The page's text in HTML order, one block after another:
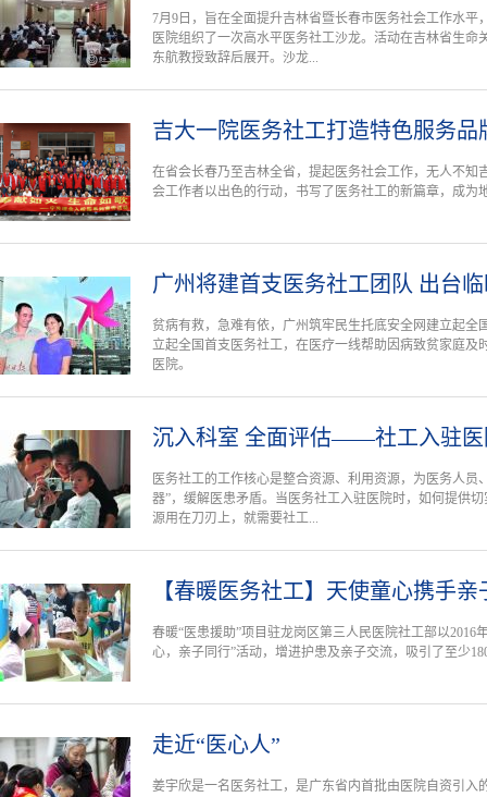
7月9日，旨在全面提升吉林省暨长春市医务社会工作水
医院组织了一次高水平医务社工沙龙。活动在吉林省生
东航教授致辞后展开。沙龙...
吉大一院医务社工打造特色服务品
在省会长春乃至吉林全省，提起医务社会工作，无人不知
会工作者以出色的行动，书写了医务社工的新篇章，成为
广州将建首支医务社工团队 出台
贫病有救，急难有依，广州筑牢民生托底安全网建立起全
立起全国首支医务社工，在医疗一线帮助因病致贫家庭及
医院。
沉入科室 全面评估——社工入驻医
医务社工的工作核心是整合资源、利用资源，为医务人员
器”，缓解医患矛盾。当医务社工入驻医院时，如何提供
源用在刀刃上，就需要社工...
【春暖医务社工】天使童心携手亲
春暖“医患援助”项目驻龙岗区第三人民医院社工部以2016
心，亲子同行”活动，增进护患及亲子交流，吸引了至少
走近“医心人”
姜宇欣是一名医务社工，是广东省内首批由医院自资引入